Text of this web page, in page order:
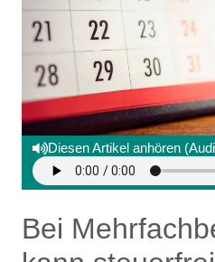
Diesen Artikel anhören
Bei